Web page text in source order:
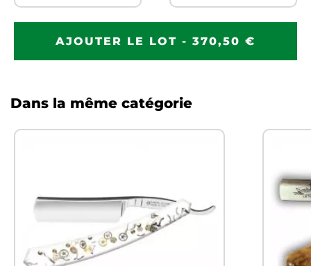
AJOUTER LE LOT - 370,50 €
Dans la même catégorie